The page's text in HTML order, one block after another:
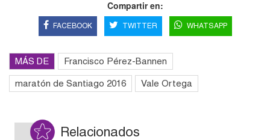
Compartir en:
FACEBOOK TWITTER WHATSAPP
MÁS DE Francisco Pérez-Bannen
maratón de Santiago 2016 Vale Ortega
Relacionados